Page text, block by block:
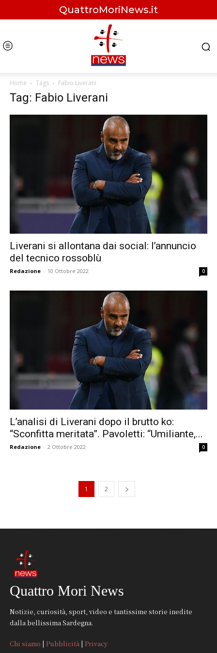
QuattroMoriNews.it
Home Tags Fabio Liverani
Tag: Fabio Liverani
Liverani si allontana dai social: l’annuncio
del tecnico rossoblù
Redazione - 10 Ottobre 2022 0
L’analisi di Liverani dopo il brutto ko:
“Sconfitta meritata”. Pavoletti: “Umiliante,...
Redazione - 2 Ottobre 2022 0
1 2
Quattro Mori News
Notizie, curiosità, sport, video e tantissime storie inedite
dalla bellissima Sardegna.
Chi siamo | Pubblicità | Privacy